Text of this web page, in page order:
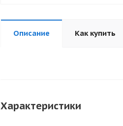
Описание Как купить
Характеристики